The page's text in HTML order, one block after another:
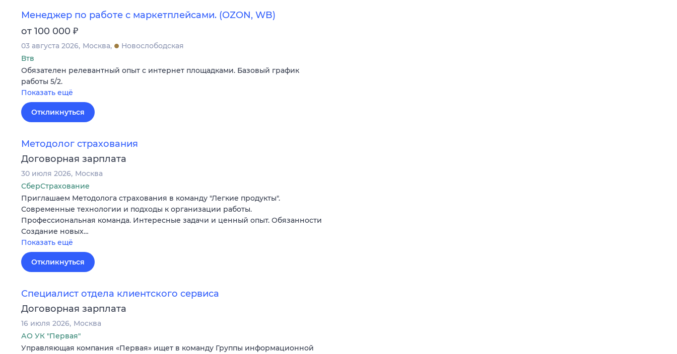
Менеджер по работе с маркетплейсами. (OZON, WB)
от 100 000 ₽
03 августа 2026 Москва
Новослободская
Втв
Обязателен релевантный опыт с интернет площадками. Базовый график
работы 5/2.
Показать ещё
Откликнуться
Методолог страхования
Договорная зарплата
30 июля 2026 Москва
СберСтрахование
Приглашаем Методолога страхования в команду "Легкие продукты".
Современные технологии и подходы к организации работы.
Профессиональная команда. Интересные задачи и ценный опыт. Обязанности
Создание новых…
Показать ещё
Откликнуться
Специалист отдела клиентского сервиса
Договорная зарплата
16 июля 2026 Москва
АО УК "Первая"
Управляющая компания «Первая» ищет в команду Группы информационной